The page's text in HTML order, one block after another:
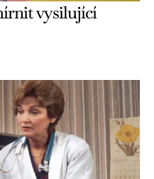
vysilující